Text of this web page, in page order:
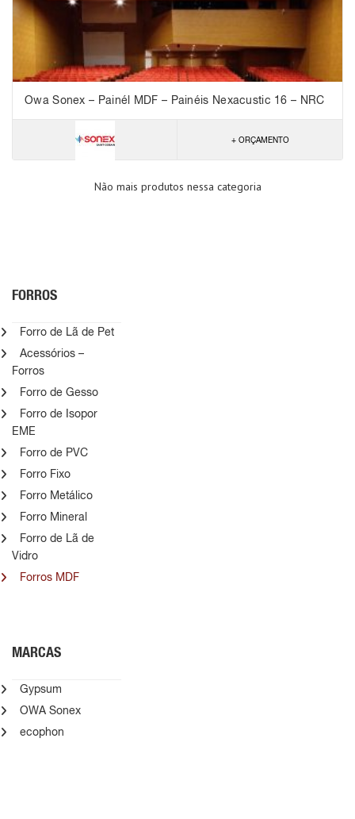
Owa Sonex – Painél MDF – Painéis Nexacustic 16 – NRC
+ ORÇAMENTO
Não mais produtos nessa categoria
FORROS
Forro de Lã de Pet
Acessórios –
Forros
Forro de Gesso
Forro de Isopor
EME
Forro de PVC
Forro Fixo
Forro Metálico
Forro Mineral
Forro de Lã de
Vidro
Forros MDF
MARCAS
Gypsum
OWA Sonex
ecophon